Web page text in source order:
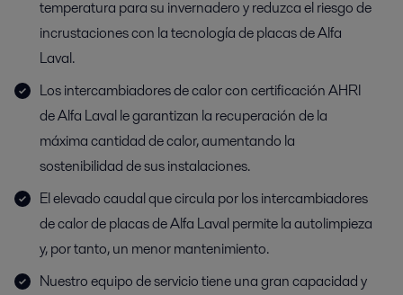
temperatura para su invernadero y reduzca el riesgo de
incrustaciones con la tecnología de placas de Alfa
Laval.
Los intercambiadores de calor con certificación AHRI
de Alfa Laval le garantizan la recuperación de la
máxima cantidad de calor, aumentando la
sostenibilidad de sus instalaciones.
El elevado caudal que circula por los intercambiadores
de calor de placas de Alfa Laval permite la autolimpieza
y, por tanto, un menor mantenimiento.
Nuestro equipo de servicio tiene una gran capacidad y